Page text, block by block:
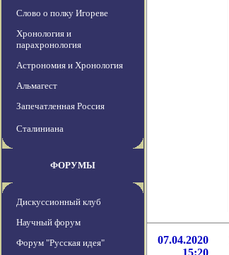
Слово о полку Игореве
Хронология и
парахронология
Астрономия и Хронология
Альмагест
Запечатленная Россия
Сталиниана
ФОРУМЫ
Дискуссионный клуб
Научный форум
Форум "Русская идея"
07.04.2020